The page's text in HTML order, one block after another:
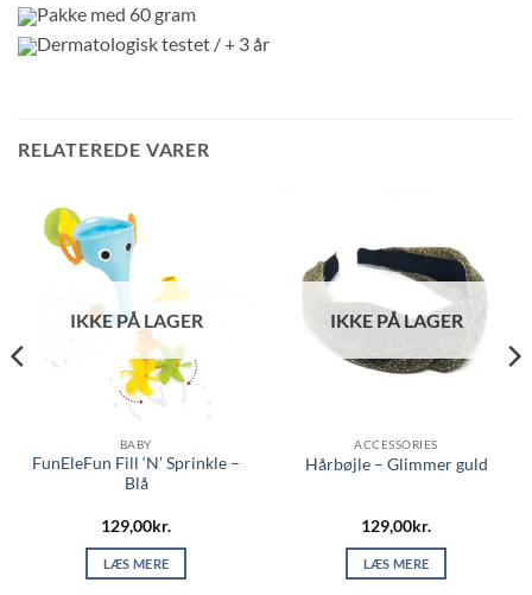
Pakke med 60 gram
Dermatologisk testet / + 3 år
RELATEREDE VARER
IKKE PÅ LAGER
BABY
FunEleFun Fill ‘N’ Sprinkle –
Blå
129,00kr.
LÆS MERE
IKKE PÅ LAGER
ACCESSORIES
Hårbøjle – Glimmer guld
129,00kr.
LÆS MERE